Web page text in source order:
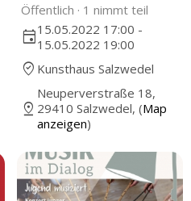
Öffentlich · 1 nimmt teil
event15.05.2022 17:00 -
15.05.2022 19:00
where_to_vote Kunsthaus Salzwedel
pin_drop
Neuperverstraße 18,
29410 Salzwedel, (Map
anzeigen)